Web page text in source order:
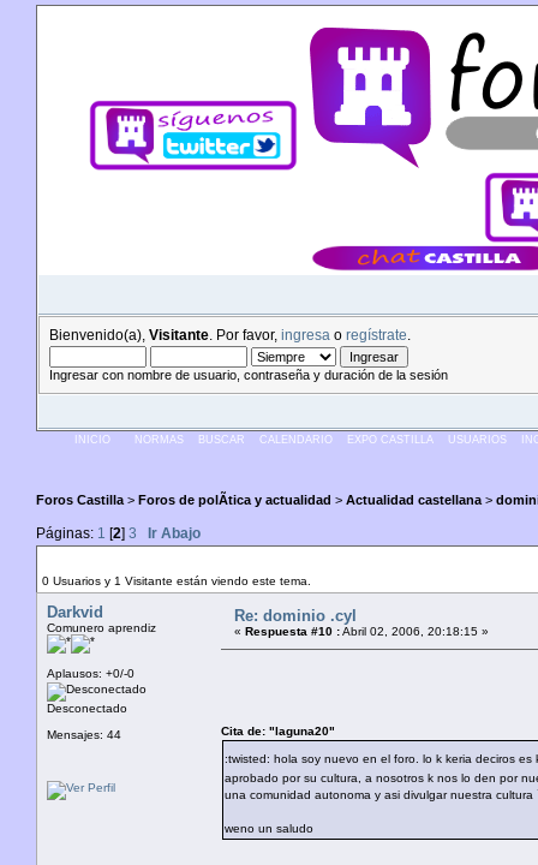
Bienvenido(a), Visitante . Por favor, ingresa o regístrate
Ingresar con nombre de usuario, contraseña y duración de la sesión
INICIO NORMAS BUSCAR CALENDARIO EXPO CASTILLA USUARIOS
Foros Castilla > Foros de polÃ­tica y actualidad > Actualidad castellana >
Páginas: 1 [2] 3
Ir Abajo
0 Usuarios y 1 Visitante están viendo este tema.
Darkvid
Comunero aprendiz
Aplausos: +0/-0
Desconectado
Mensajes: 44
Re: dominio .cyl
« Respuesta #10 :Abril 02, 2006, 20:18:15 »
Cita de: "laguna20"
:twisted: hola soy nuevo en el foro. lo k keria deciros
aprobado por su cultura, a nosotros k nos lo den por
una comunidad autonoma y asi divulgar nuestra cultura
weno un saludo